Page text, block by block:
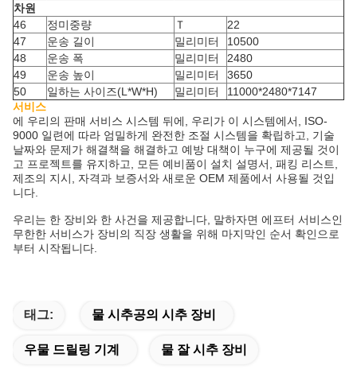
차원
46
정미중량 Ｔ
22
47
운송 길이 밀리미터
10500
48
운송 폭 밀리미터
2480
49
운송 높이 밀리미터
3650
50
일하는 사이즈(L*W*H) 밀리미터
11000*2480*7147
서비스
에 우리의 판매 서비스 시스템 뒤에, 우리가 이 시스템에서, ISO-
9000 일련에 따라 엄밀하게 완전한 조절 시스템을 확립하고, 기술
날짜와 문제가 해결책을 해결하고 예방 대책이 누구에 제공될 것이
고 프로젝트를 유지하고, 모든 예비품이 설치 설명서, 패킹 리스트,
제조의 지시, 자격과 보증서와 새로운 OEM 제품에서 사용될 것입
니다.
우리는 한 장비와 한 사건을 제공합니다, 말하자면 에프터 서비스인
무한한 서비스가 장비의 직장 생활을 위해 마지막인 순서 확인으로
부터 시작됩니다.
태그: 물 시추공의 시추 장비
우물 드릴링 기계 물 잘 시추 장비